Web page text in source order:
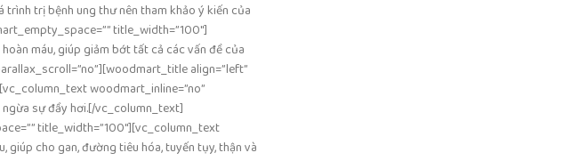
trị bệnh ung thư nên tham khảo ý kiến của
title_width=”100″]
máu, giúp giảm bớt tất cả các vấn đề của
align=”left”
woodmart_inline=”no”
sự đầy hơi.[/vc_column_text]
title_width=”100″][vc_column_text
cho gan, đường tiêu hóa, tuyến tụy, thận và